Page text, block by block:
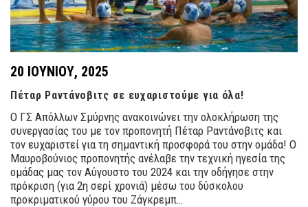
20 ΙΟΥΝΊΟΥ, 2025
Πέταρ Ραντάνοβιτς σε ευχαριστούμε για όλα!
Ο ΓΣ Απόλλων Σμύρνης ανακοινώνει την ολοκλήρωση της
συνεργασίας του με τον προπονητή Πέταρ Ραντάνοβιτς και
τον ευχαριστεί για τη σημαντική προσφορά του στην ομάδα! Ο
Μαυροβούνιος προπονητής ανέλαβε την τεχνική ηγεσία της
ομάδας μας τον Αύγουστο του 2024 και την οδήγησε στην
πρόκριση (για 2η σερί χρονιά) μέσω του δύσκολου
προκριματικού γύρου του Ζάγκρεμπ…